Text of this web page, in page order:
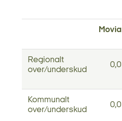
Movia
Regionalt
over/underskud
0,0
Kommunalt
over/underskud
0,0